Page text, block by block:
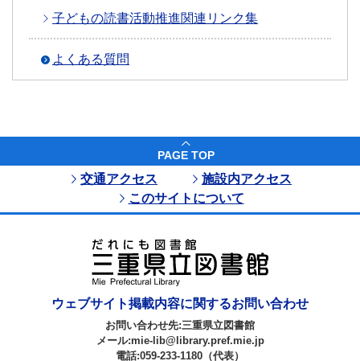
子どもの読書活動推進関連リンク集
よくある質問
PAGE TOP
交通アクセス
施設内アクセス
このサイトについて
ウェブサイト掲載内容に関するお問い合わせ
お問い合わせ先:三重県立図書館
メール:mie-lib@library.pref.mie.jp
電話:059-233-1180（代表）